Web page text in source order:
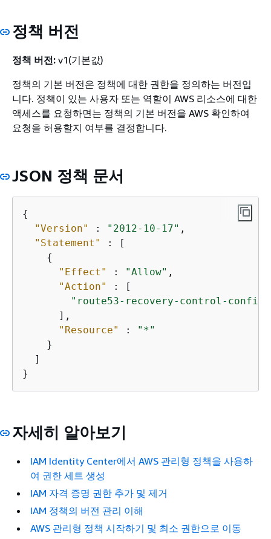
정책 버전
정책 버전: v1(기본값)
정책의 기본 버전은 정책에 대한 권한을 정의하는 버전입
니다. 정책이 있는 사용자 또는 역할이 AWS 리소스에 대한
액세스를 요청하면는 정책의 기본 버전을 AWS 확인하여
요청을 허용할지 여부를 결정합니다.
JSON 정책 문서
{
"Version"
: "2012-10-17" ,
"Statement"
: [
{
"Effect"
: "Allow" ,
"Action"
: [
"route53-recovery-control-
      ],
"Resource"
:
"*"
    }
  ]
}
자세히 알아보기
IAM Identity Center에서 AWS 관리형 정책을 사용하
여 권한 세트 생성
IAM 자격 증명 권한 추가 및 제거
IAM 정책의 버전 관리 이해
AWS 관리형 정책 시작하기 및 최소 권한으로 이동